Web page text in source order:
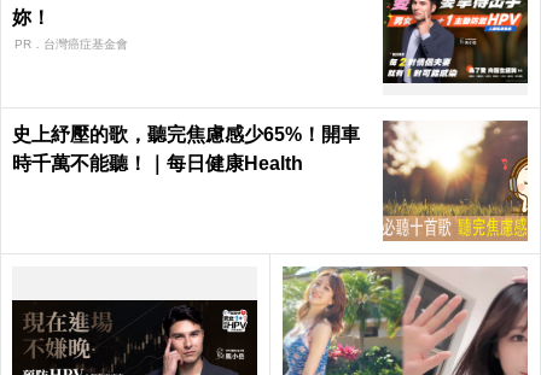
妳！
PR．台灣癌症基金會
史上紓壓的歌，聽完焦慮感少65%！開車
時千萬不能聽！｜每日健康Health